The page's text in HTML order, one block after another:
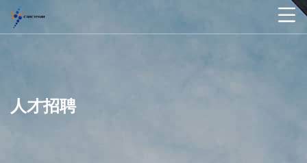

人才招聘